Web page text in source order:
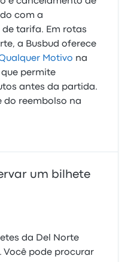
com a
tarifa. Em rotas
a Busbud oferece
Motivo na
permite
antes da partida.
do reembolso na
um bilhete
da Del Norte
Você pode procurar